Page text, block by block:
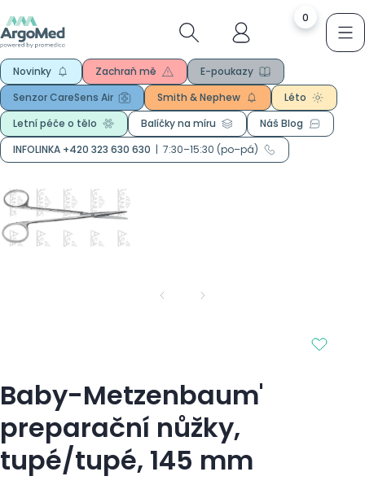
0
Novinky Zachraň mě
E-poukazy
Senzor CareSens Air
Smith & Nephew
Léto
Letní péče o tělo
Balíčky na míru
Náš Blog
INFOLINKA +420 323 630 630 | 7:30–15:30 (po–pá)
Baby-Metzenbaum'
preparační nůžky,
tupé/tupé, 145 mm